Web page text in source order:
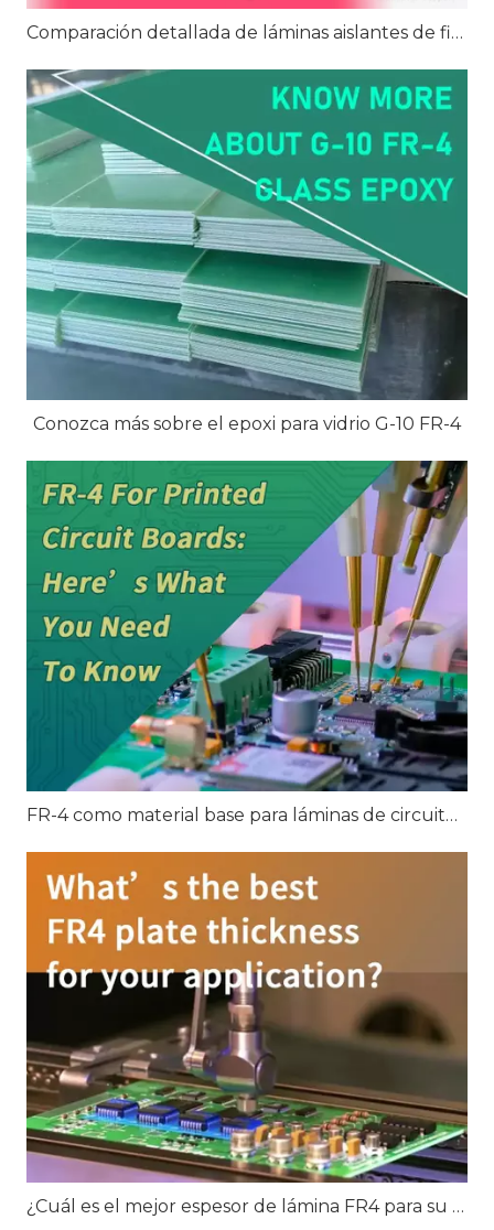
Comparación detallada de láminas aislantes de fibra de vidrio epoxi FR4, G10 y G11
Conozca más sobre el epoxi para vidrio G-10 FR-4
FR-4 como material base para láminas de circuitos impresos: todo lo que necesita saber
¿Cuál es el mejor espesor de lámina FR4 para su aplicación?